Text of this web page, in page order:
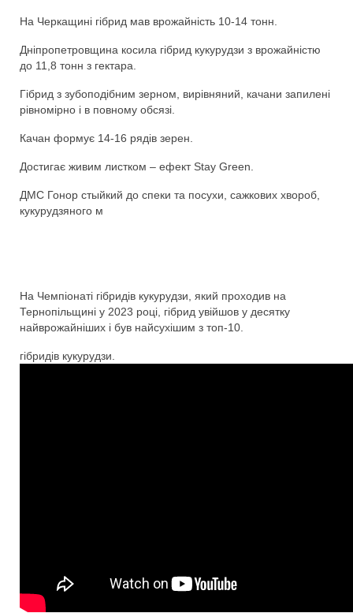
На Черкащині гібрид мав врожайність 10-14 тонн.
Дніпропетровщина косила гібрид кукурудзи з врожайністю
до 11,8 тонн з гектара.
Гібрид з зубоподібним зерном, вирівняний, качани запилені
рівномірно і в повному обсязі.
Качан формує 14-16 рядів зерен.
Достигає живим листком – ефект Stay Green.
ДМС Гонор стыйкий до спеки та посухи, сажкових хвороб,
кукурудзяного м
На Чемпіонаті гібридів кукурудзи, який проходив на
Тернопільщині у 2023 році, гібрид увійшов у десятку
найврожайніших і був найсухішим з топ-10.
гібридів кукурудзи.